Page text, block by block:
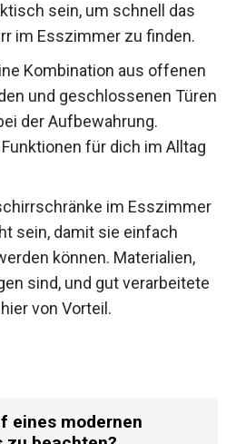
sein, um schnell das
im Esszimmer zu finden.
Kombination aus offenen
und geschlossenen Türen
der Aufbewahrung.
für dich im Alltag
im Esszimmer
sein, damit sie einfach
können. Materialien,
sind, und gut verarbeitete
von Vorteil.
eines modernen